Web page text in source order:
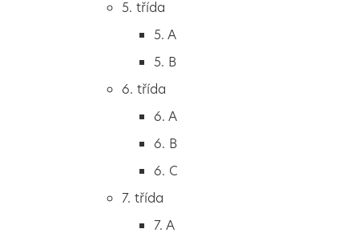
2. B
3. A
4. A
5. třída
5. A
5. B
6. třída
6. A
6. B
6. C
7. třída
7. A